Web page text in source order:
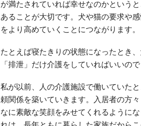
が満たされていれば幸せなのかという
あることが大切です。犬や猫の要求や
をより高めていくことにつながります。
たとえば寝たきりの状態になったとき
「排泄」だけ介護をしていればいいので
私が以前、人の介護施設で働いていた
頼関係を築いていきます。入居者の方
なに素敵な笑顔をみせてくれるように